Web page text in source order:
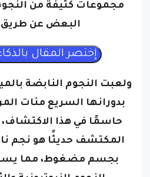
البعض عن طريق
ولعبت النجوم النابضة
بدورانها السريع مئات
حاسمًا في هذا
المكتشف حديثًا هو نجم
بجسم مضغوط، مما يسد
النجوم النيوترونية